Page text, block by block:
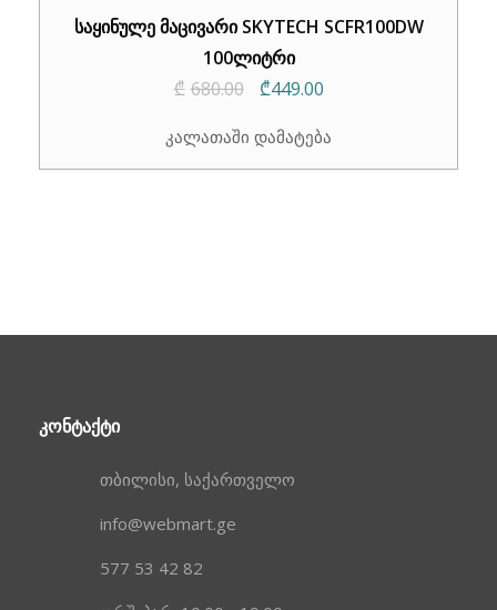
საყინულე მაცივარი SKYTECH SCFR100DW
100ლიტრი
₾ 680.00
Original
was:
₾449.00Current
is:
კალათაში დამატება
ᲙᲝᲜᲢᲐᲥᲢᲘ
თბილისი, საქართველო
info@webmart.ge
577 53 42 82